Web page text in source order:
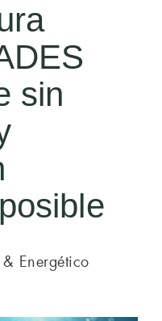
sin
Energético